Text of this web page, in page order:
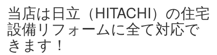
当店は日立（HITACHI）の住宅
設備リフォームに全て対応で
きます！